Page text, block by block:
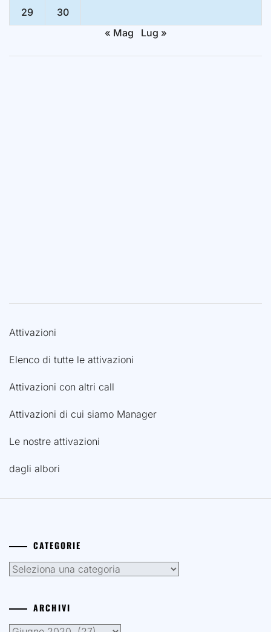
29
30
« Mag
Lug »
Attivazioni
Elenco di tutte le attivazioni
Attivazioni con altri call
Attivazioni di cui siamo Manager
Le nostre attivazioni
dagli albori
CATEGORIE
Categorie
ARCHIVI